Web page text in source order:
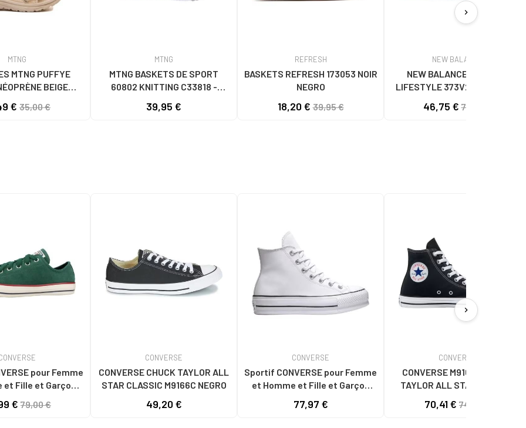
MTNG
MTNG PUFFYE
BEIGE
BEIGE
€ 35,00 €
MTNG
MTNG BASKETS DE SPORT
60802 KNITTING C33818 -
39,95 €
REFRESH
BASKETS REFRESH 173053 NOIR
NEGRO
18,20 €39,95 €
NEW BALANCE
NEW BALANCE BASKETS
LIFESTYLE 373V2 AVEC LOGO
46,75 €70,00 €
chevron_right
Femme
Fille et Garçon
ALL STAR
€ 79,00 €
CONVERSE
CONVERSE CHUCK TAYLOR ALL
STAR CLASSIC M9166C NEGRO
49,20 €
CONVERSE
Sportif CONVERSE pour Femme
et Homme et Fille et Garçon
STAR PLATFORM LEATHER HI
77,97 €
CONVERSE
CONVERSE M9160C CHUCK
TAYLOR ALL STAR CLASSIC
70,41 € 74,90 €
chevron_right